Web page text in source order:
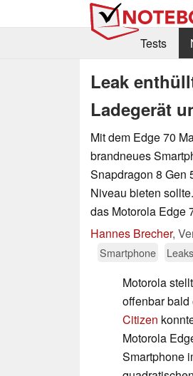
Tests
Leak
Ladegerät
Mit dem Edge 70
brandneues
Snapdragon 8 Gen
Niveau bieten
das Motorola Edge
Hannes Brecher,
Smartphone
Motorola
offenbar bald
Citizen
Motorola
Smartphone